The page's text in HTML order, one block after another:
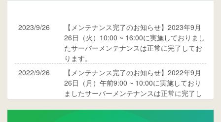
2023/9/26
【メンテナンス完了のお知らせ】2023年9月
26日（火）10:00 ~ 16:00に実施しておりまし
たサーバーメンテナンスは正常に完了してお
ります。
2022/9/26
【メンテナンス完了のお知らせ】2022年9月
26日（月）午前9:00 ~ 10:00に実施しており
ましたサーバーメンテナンスは正常に完了し